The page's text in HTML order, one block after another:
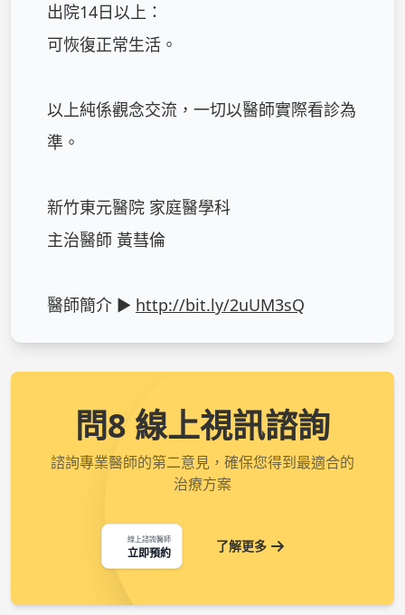
出院14日以上：
可恢復正常生活。
以上純係觀念交流，一切以醫師實際看診為
準。
新竹東元醫院 家庭醫學科
主治醫師 黃彗倫
醫師簡介 ► http://bit.ly/2uUM3sQ
問8 線上視訊諮詢
諮詢專業醫師的第二意見，確保您得到最適合的
治療方案
線上諮詢醫師
立即預約 了解更多